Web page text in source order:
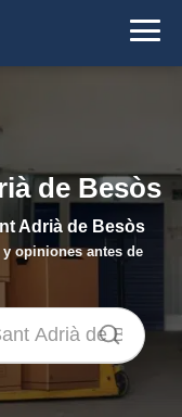
de Besòs
Adrià de Besòs
opiniones antes de